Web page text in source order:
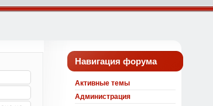
Навигация форума
Активные темы
Администрация